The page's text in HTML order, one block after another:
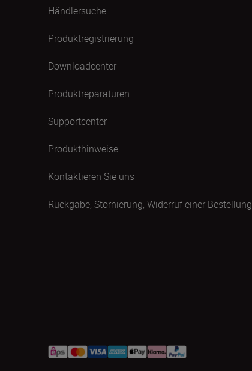
Händlersuche
Produktregistrierung
Downloadcenter
Produktreparaturen
Supportcenter
Produkthinweise
Kontaktieren Sie uns
Rückgabe, Stornierung, Widerruf einer Bestellung